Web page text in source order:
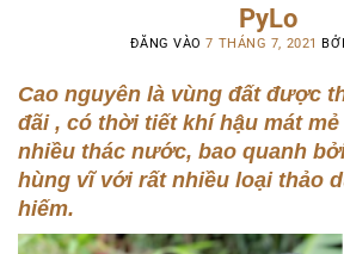
PyLo
ĐĂNG VÀO7 THÁNG 7, 2021 BỞI
Cao nguyên là vùng đất được
đãi , có thời tiết khí hậu mát mẻ
nhiều thác nước, bao quanh
hùng vĩ với rất nhiều loại thảo
hiếm.